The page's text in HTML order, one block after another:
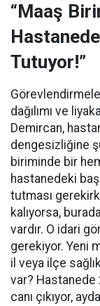
“Maaş
Tutuyor!”
dağılımı ve
Demircan,
dengesizliğine
biriminde bir
hastanedeki
tutması
kalıyorsa,
vardır. O idari
gerekiyor. Yeni
il veya ilçe
var? Hastanede
canı çıkıyor,